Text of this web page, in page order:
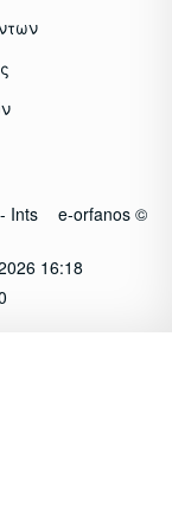
e-orfanos ©
16:18